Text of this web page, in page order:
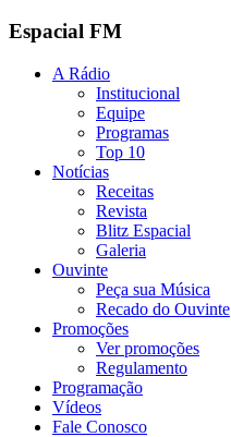
Espacial FM
A Rádio
Institucional
Equipe
Programas
Top 10
Notícias
Receitas
Revista
Blitz Espacial
Galeria
Ouvinte
Peça sua Música
Recado do Ouvinte
Promoções
Ver promoções
Regulamento
Programação
Vídeos
Fale Conosco